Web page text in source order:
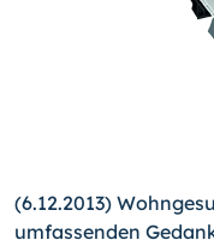
(6.12.2013)
umfas­senden